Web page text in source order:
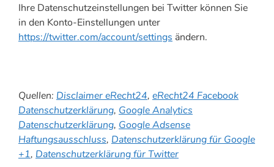
Ihre Datenschutzeinstellungen bei Twitter können Sie
in den Konto-Einstellungen unter
https://twitter.com/account/settings ändern.
Quellen: Disclaimer eRecht24, eRecht24 Facebook
Datenschutzerklärung, Google Analytics
Datenschutzerklärung, Google Adsense
Haftungsausschluss, Datenschutzerklärung für Google
+1, Datenschutzerklärung für Twitter